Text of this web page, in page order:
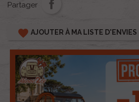
Partager
favorite AJOUTER À MA LISTE D'ENVIES